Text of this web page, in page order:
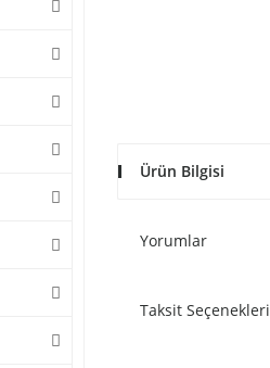
Ürün Bilgisi
Yorumlar
Taksit Seçenekleri